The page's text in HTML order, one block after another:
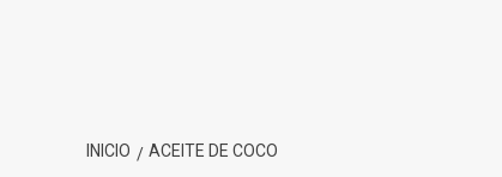
INICIO ACEITE DE COCO